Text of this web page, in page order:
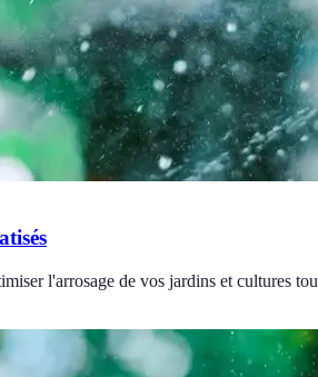
l'arrosage de vos jardins et cultures